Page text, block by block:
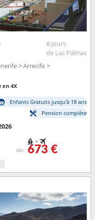
8 jours
de Las Palmas
> Arrecife >
en 4X
Enfants Gratuits jusqu'à 18 ans
Pension complète
+
dès 673 €